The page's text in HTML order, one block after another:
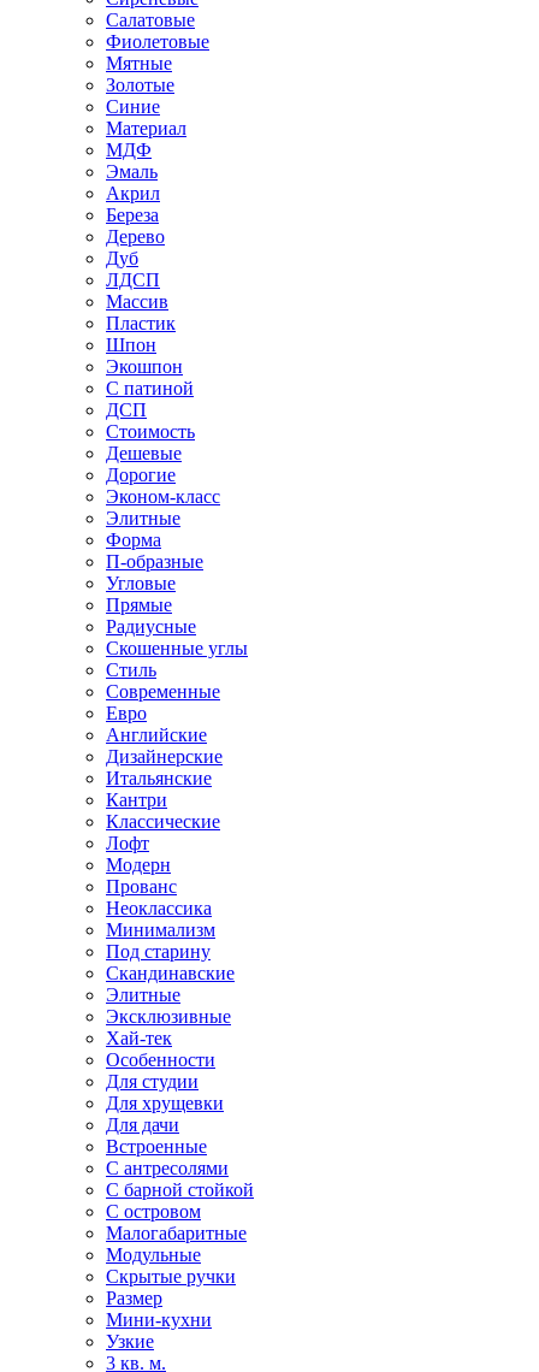
Салатовые
Фиолетовые
Мятные
Золотые
Синие
Материал
МДФ
Эмаль
Акрил
Береза
Дерево
Дуб
ЛДСП
Массив
Пластик
Шпон
Экошпон
С патиной
ДСП
Стоимость
Дешевые
Дорогие
Эконом-класс
Элитные
Форма
П-образные
Угловые
Прямые
Радиусные
Скошенные углы
Стиль
Современные
Евро
Английские
Дизайнерские
Итальянские
Кантри
Классические
Лофт
Модерн
Прованс
Неоклассика
Минимализм
Под старину
Скандинавские
Элитные
Эксклюзивные
Хай-тек
Особенности
Для студии
Для хрущевки
Для дачи
Встроенные
С антресолями
С барной стойкой
С островом
Малогабаритные
Модульные
Скрытые ручки
Размер
Мини-кухни
Узкие
3 кв. м.